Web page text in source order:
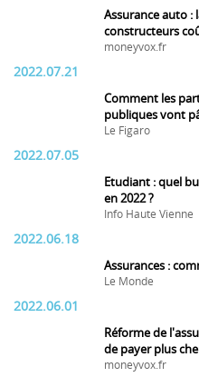
Assurance auto :
constructeurs
moneyvox.fr
2022.07.21
Comment les
publiques vont
Le Figaro
2022.07.05
Etudiant : quel
en 2022 ?
Info Haute Vienne
2022.06.18
Assurances :
Le Monde
2022.06.01
Réforme de
de payer plus
moneyvox.fr